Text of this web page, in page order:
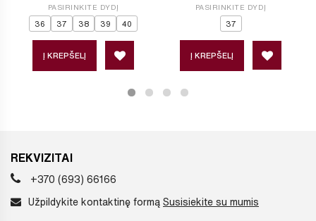
PASIRINKITE DYDĮ
36 37 38 39 40
Į KREPŠELĮ
PASIRINKITE DYDĮ
37
Į KREPŠELĮ
REKVIZITAI
+370 (693) 66166
Užpildykite kontaktinę formą Susisiekite su mumis